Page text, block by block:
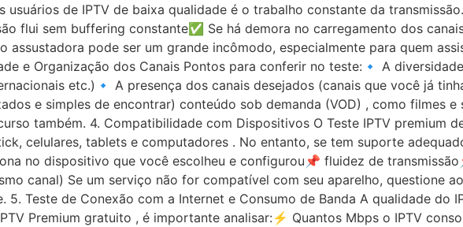
usuários de IPTV de baixa qualidade é o trabalho constante da
flui sem buffering constante✅ Se há demora no carregamento dos
assustadora pode ser um grande incômodo, especialmente para quem
e Organização dos Canais Pontos para conferir no teste:🔹 A
etc.)🔹 A presença dos canais desejados (canais que você já
e simples de encontrar) conteúdo sob demanda (VOD) , como filmes
também. 4. Compatibilidade com Dispositivos O Teste IPTV premium
celulares, tablets e computadores . No entanto, se tem suporte
no dispositivo que você escolheu e configurou📌 fluidez de
canal) Se um serviço não for compatível com seu aparelho, questione
5. Teste de Conexão com a Internet e Consumo de Banda A qualidade do
Premium gratuito , é importante analisar:⚡ Quantos Mbps o IPTV